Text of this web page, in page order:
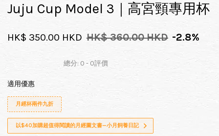
Juju Cup Model 3｜高宮頸專用杯
HK$ 350.00 HKD HK$ 360.00 HKD -2.8%
總分: 0 - 0評價
適用優惠
月經杯兩件九折
以$40加購超值得閱讀的月經圖文書—小月飼養日記